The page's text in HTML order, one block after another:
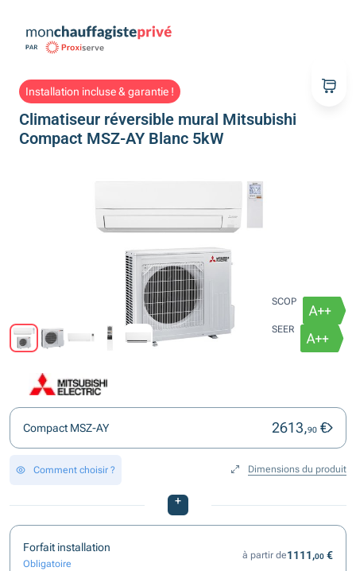
Installation incluse & garantie !
Climatiseur réversible mural Mitsubishi
Compact MSZ-AY Blanc 5kW
SCOP
SEER
Compact MSZ-AY 2613,90 €
Comment choisir ? Dimensions du produit
+
Forfait installation
Obligatoire
à partir de1111,00 €